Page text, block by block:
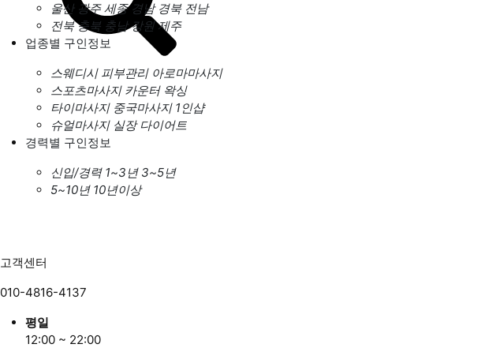
울산 광주 세종 경남 경북 전남
전북 충북 충남 강원 제주
업종별 구인정보
스웨디시 피부관리 아로마마사지
스포츠마사지 카운터 왁싱
타이마사지 중국마사지 1인샵
슈얼마사지 실장 다이어트
경력별 구인정보
신입/경력 1~3년 3~5년
5~10년 10년이상
고객센터
010-4816-4137
평일
12:00 ~ 22:00